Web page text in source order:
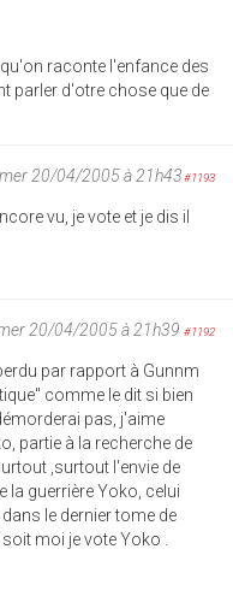
raconte l'enfance des
parler d'otre chose que de
20/04/2005 à 21h43#1193
vu, je vote et je dis il
20/04/2005 à 21h39 #1192
par rapport à Gunnm
comme le dit si bien
pas, j'aime
partie à la recherche de
,surtout l'envie de
la guerrière Yoko, celui
le dernier tome de
moi je vote Yoko .